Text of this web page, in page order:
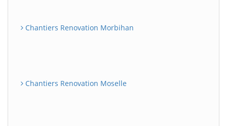
Chantiers Renovation Morbihan
Chantiers Renovation Moselle